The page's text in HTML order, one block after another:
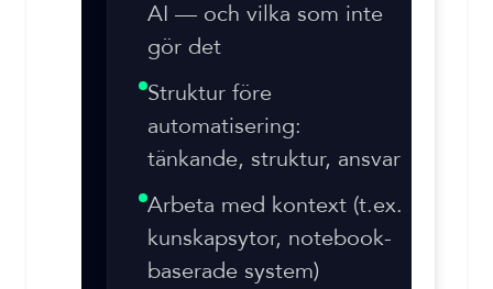
AI — och vilka som inte
gör det
Struktur före
automatisering:
tänkande, struktur, ansvar
Arbeta med kontext (t.ex.
kunskapsytor, notebook-
baserade system)